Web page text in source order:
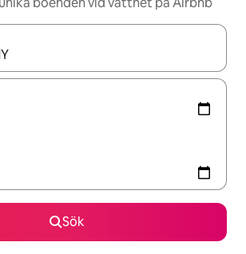
tillgängliga kan du navigera med upp- och
Sök